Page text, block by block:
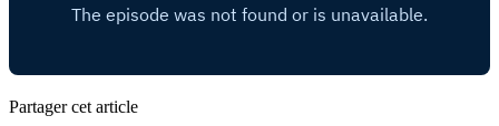
Partager cet article